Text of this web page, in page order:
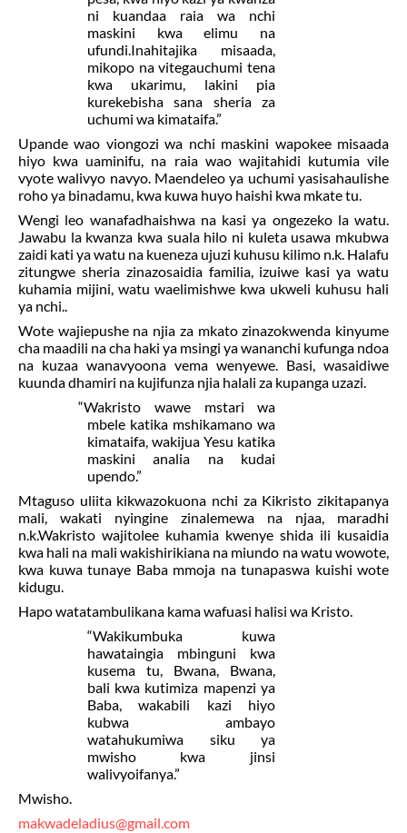
ni kuandaa raia wa nchi
maskini kwa elimu na
ufundi.Inahitajika misaada,
mikopo na vitegauchumi tena
kwa ukarimu, lakini pia
kurekebisha sana sheria za
uchumi wa kimataifa.”
Upande wao viongozi wa nchi maskini wapokee misaada
hiyo kwa uaminifu, na raia wao wajitahidi kutumia vile
vyote walivyo navyo. Maendeleo ya uchumi yasisahaulishe
roho ya binadamu, kwa kuwa huyo haishi kwa mkatetu.
Wengi leo wanafadhaishwa na kasi ya ongezeko la watu
Jawabu la kwanza kwa suala hilo ni kuleta usawa mkubwa
zaidi kati ya watu na kueneza ujuzi kuhusu kilimo n.k. Halafu
zitungwe sheria zinazosaidia familia, izuiwe kasi ya watu
kuhamia mijini, watu waelimishwe kwa ukweli kuhusu hali
ya nchi..
Wote wajiepushe na njia za mkato zinazokwenda kinyume
cha maadili na cha haki ya msingi ya wananchi kufunga ndoa
na kuzaa wanavyoona vema wenyewe. Basi, wasaidiwe
kuunda dhamiri na kujifunza njia halali za kupanga uzazi.
“Wakristo wawe mstari wa
mbele katika mshikamano wa
kimataifa, wakijua Yesu katika
maskini analia na kudai
upendo.”
Mtaguso uliita kikwazokuona nchi za Kikristo zikitapanya
mali, wakati nyingine zinalemewa na njaa, maradhi
n.k.Wakristo wajitolee kuhamia kwenye shida ili kusaidia
kwa hali na mali wakishirikiana na miundo na watu wowote,
kwa kuwa tunaye Babammoja na tunapaswa kuishi wote
kidugu.
Hapo watatambulikana kama wafuasi halisi wa Kristo.
“Wakikumbuka kuwa
hawataingia mbinguni kwa
kusema tu, Bwana, Bwana,
bali kwa kutimiza mapenzi ya
Baba, wakabili kazi hiyo
kubwa ambayo
watahukumiwa siku ya
mwishokwa jinsi
walivyoifanya.”
Mwisho.
makwadeladius@gmail.com